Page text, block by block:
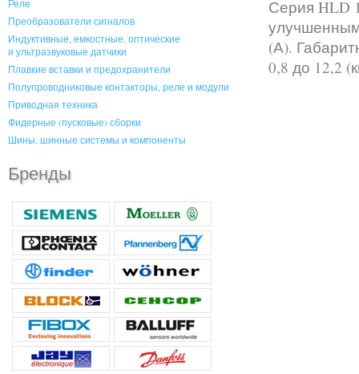
Реле
Преобразователи сигналов
Индуктивные, емкостные, оптические
и ультразвуковые датчики
Плавкие вставки и предохранители
Полупроводниковые контакторы, реле и модули
Приводная техника
Фидерные (пусковые) сборки
Шины, шинные системы и компоненты
Бренды
Серия HLD
(А).
0,8 до 12,2